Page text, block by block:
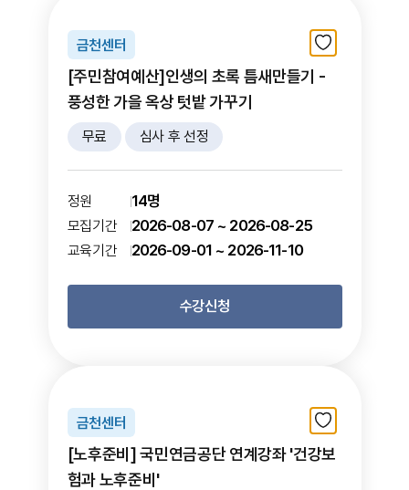
금천센터
[주민참여예산]인생의 초록 틈새만들기 -
풍성한 가을 옥상 텃밭 가꾸기
무료 심사 후 선정
정원 14명
모집기간 2026-08-07 ~ 2026-08-25
교육기간 2026-09-01 ~ 2026-11-10
수강신청
금천센터
[노후준비] 국민연금공단 연계강좌 '건강보
험과 노후준비'